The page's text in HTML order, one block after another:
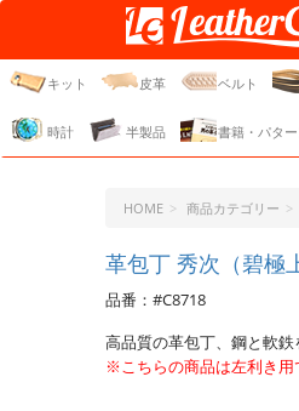
レザークラフト
ジェーピー
キット 皮革 ベルト
時計 半製品 書籍・パタ
HOME 商品カテゴリー
革包丁 秀次（碧極
品番：#C8718
高品質の革包丁、鋼と軟鉄
※こちらの商品は左利き用